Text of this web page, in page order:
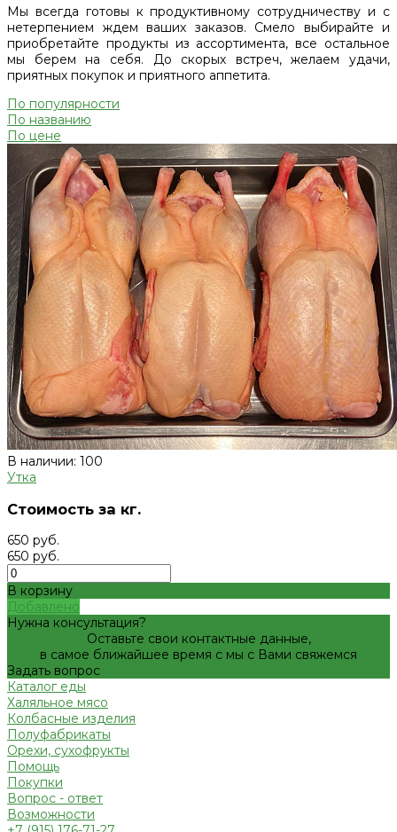
Мы всегда готовы к продуктивному сотрудничеству и с
нетерпением ждем ваших заказов. Смело выбирайте и
приобретайте продукты из ассортимента, все остальное
мы берем на себя. До скорых встреч, желаем удачи,
приятных покупок и приятного аппетита.
По популярности
По названию
По цене
В наличии: 100
Утка
Стоимость за кг.
650 руб.
650 руб.
В корзину
Добавлено
Нужна консультация?
Оставьте свои контактные данные,
в самое ближайшее время с мы с Вами свяжемся
Задать вопрос
Каталог еды
Халяльное мясо
Колбасные изделия
Полуфабрикаты
Орехи, сухофрукты
Помощь
Покупки
Вопрос - ответ
Возможности